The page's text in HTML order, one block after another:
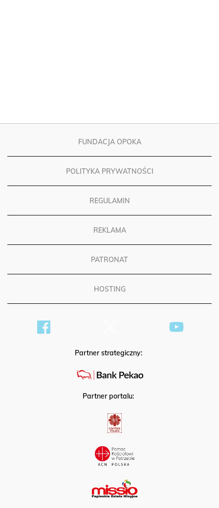
FUNDACJA OPOKA
POLITYKA PRYWATNOŚCI
REGULAMIN
REKLAMA
PATRONAT
HOSTING
Partner strategiczny:
Partner portalu: